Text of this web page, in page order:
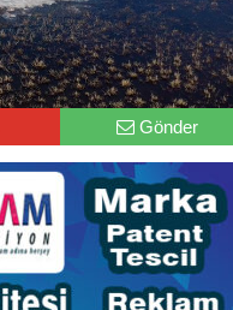
Gönder